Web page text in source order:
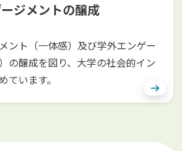
ジメントの醸成
ント（一体感）及び学外エンゲー
の醸成を図り、大学の社会的イン
ています。